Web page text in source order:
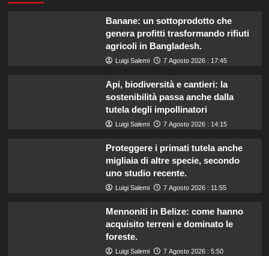
Banane: un sottoprodotto che
genera profitti trasformando rifiuti
agricoli in Bangladesh.
Luigi Salemi 7 Agosto 2026 : 17:45
Api, biodiversità e cantieri: la
sostenibilità passa anche dalla
tutela degli impollinatori
Luigi Salemi 7 Agosto 2026 : 14:15
Proteggere i primati tutela anche
migliaia di altre specie, secondo
uno studio recente.
Luigi Salemi 7 Agosto 2026 : 11:55
Mennoniti in Belize: come hanno
acquisito terreni e dominato le
foreste.
Luigi Salemi 7 Agosto 2026 : 5:50